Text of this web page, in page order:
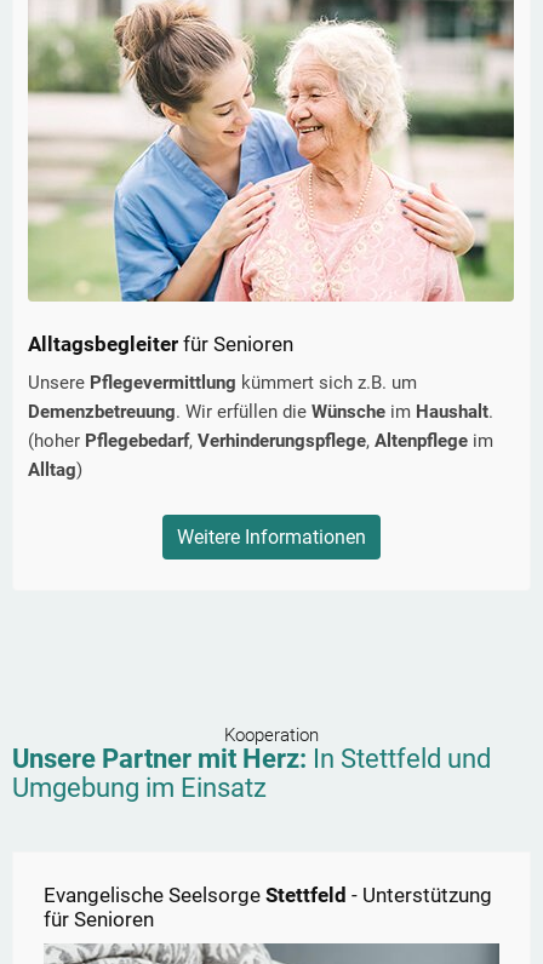
Alltagsbegleiter für Senioren
Unsere Pflegevermittlung kümmert sich z.B. um
Demenzbetreuung. Wir erfüllen die Wünsche im Haushalt.
(hoher Pflegebedarf, Verhinderungspflege, Altenpflege im
Alltag)
Weitere Informationen
Kooperation
Unsere Partner mit Herz: In Stettfeld und
Umgebung im Einsatz
Evangelische Seelsorge Stettfeld - Unterstützung
für Senioren